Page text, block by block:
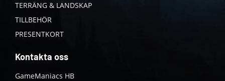
TERRÄNG & LANDSKAP
TILLBEHÖR
PRESENTKORT
Kontakta oss
GameManiacs HB